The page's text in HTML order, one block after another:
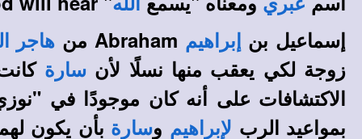
إسماعيل بن
إبراهيم Abraham من هاجر
زوجة لكي يعقب منها نسلًا لأنسارة
الاكتشافات على أنه كان موجودًا في
بمواعيد الرب لإبراهيم وسارة بأن يكون